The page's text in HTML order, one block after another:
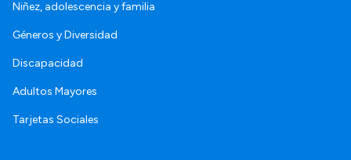
Niñez, adolescencia y familia
Géneros y Diversidad
Discapacidad
Adultos Mayores
Tarjetas Sociales